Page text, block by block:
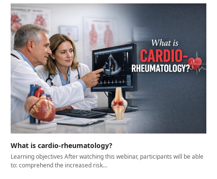
What is cardio-rheumatology?
Learning objectives After watching this webinar, participants will be able
to: comprehend the increased risk…